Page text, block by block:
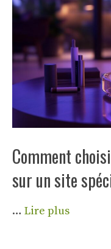
Comment
sur un site
… Lire plus